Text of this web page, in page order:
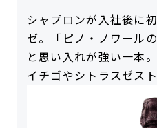
シャプロンが入社後に
ゼ。「ピノ・ノワール
と思い入れが強い一本
イチゴやシトラスゼス